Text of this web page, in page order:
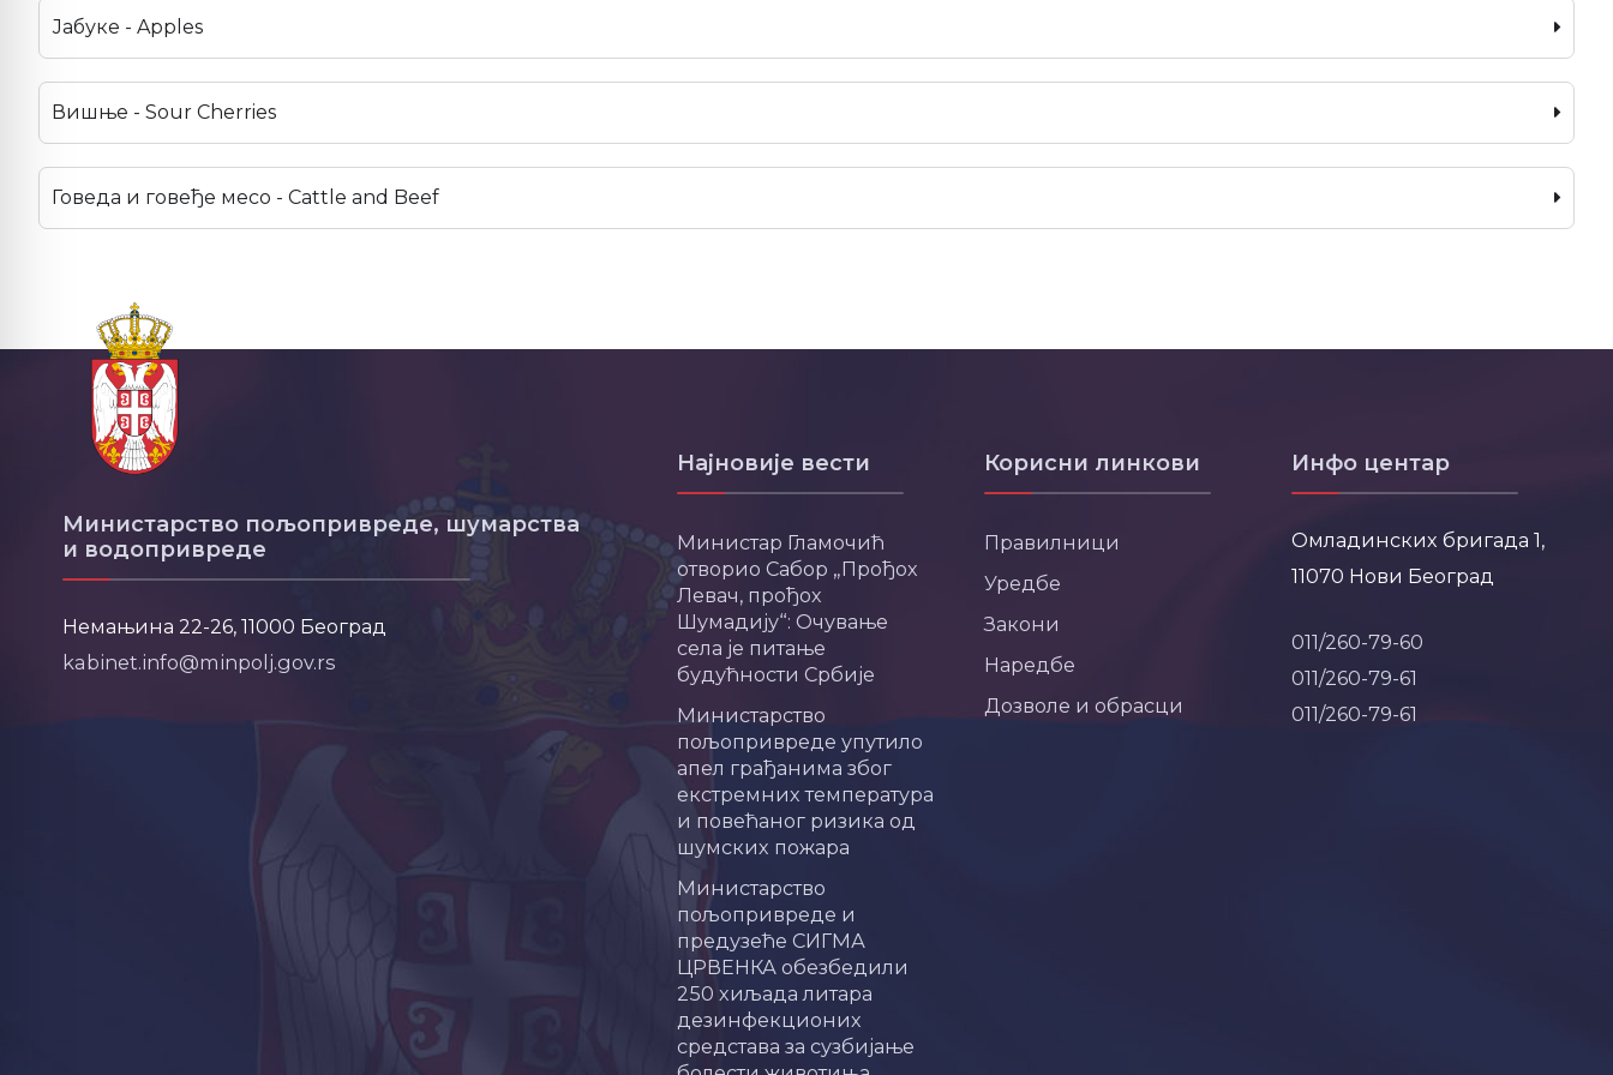
Јабуке - Apples
Вишње - Sour Cherries
Говеда и говеђе месо - Cattle and Beef
Министарство пољопривреде, шумарства
и водопривреде
Немањина 22-26, 11000 Београд
kabinet.info@minpolj.gov.rs
Најновије вести
Министар Гламочић
отворио Сабор „Прођох
Левач, прођох
Шумадију“: Очување
села је питање
будућности Србије
Министарство
пољопривреде упутило
апел грађанима због
екстремних температура
и повећаног ризика од
шумских пожара
Министарство
пољопривреде и
предузеће СИГМА
ЦРВЕНКА обезбедили
250 хиљада литара
дезинфекционих
средстава за сузбијање
Корисни линкови
Правилници
Уредбе
Закони
Наредбе
Дозволе и обрасци
Инфо центар
Омладинских бригада 1,
11070 Нови Београд
011/260-79-60
011/260-79-61
011/260-79-61